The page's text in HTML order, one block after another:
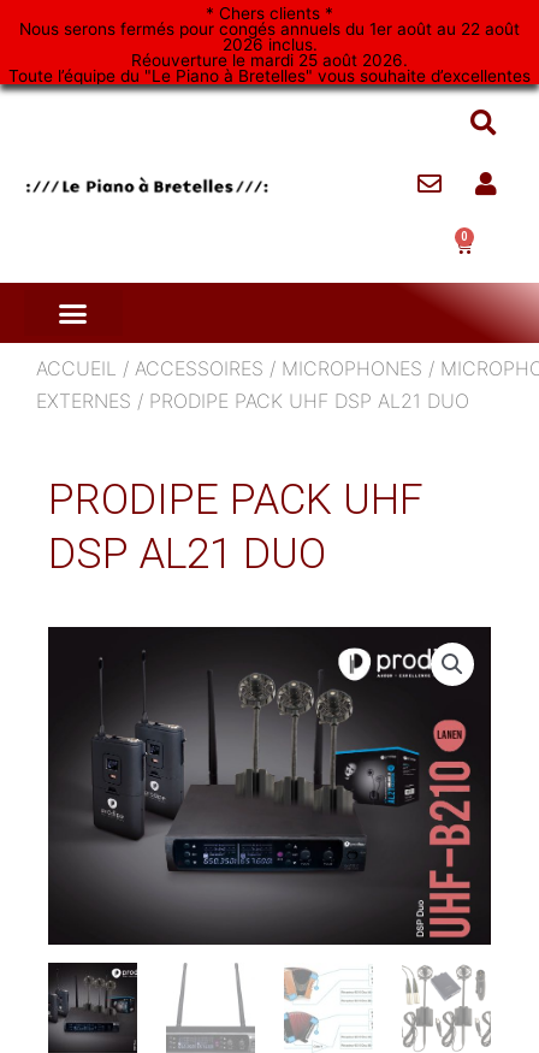
* Chers clients *
Nous serons fermés pour congés annuels du 1er août au 22 août
2026 inclus.
Réouverture le mardi 25 août 2026.
Toute l’équipe du "Le Piano à Bretelles" vous souhaite d’excellentes
vacances. *
0 Panier
ACCUEIL / ACCESSOIRES / MICROPHONES /
EXTERNES / PRODIPE PACK UHF DSP AL21 DUO
PRODIPE PACK UHF
DSP AL21 DUO